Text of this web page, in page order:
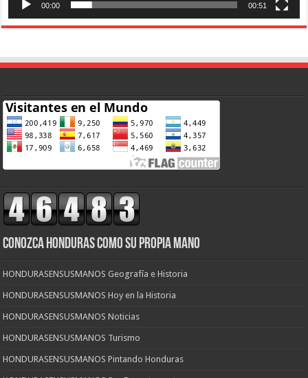
00:00 00:51
CONOZCA HONDURAS COMO SU PROPIA MANO
HONDURASENSUSMANOS Geografía e Historia
HONDURASENSUSMANOS Hoy en la Historia
HONDURASENSUSMANOS Noticias
HONDURASENSUSMANOS Turismo
HONDURASENSUSMANOS Pintando Honduras